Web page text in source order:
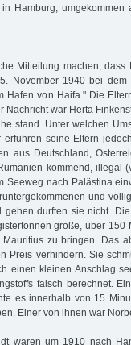
Hamburg, umgekommen
Mitteilung machen, dass
November 1940 bei dem
Hafen von Haifa." Die
Nachricht war Herta
stand. Unter welchen
seine Eltern
aus Deutschland,
kommend, illegal
Seeweg nach Palästina
und
durften sie nicht.
große, über 150
zu bringen. Das
Preis verhindern. Sie
einen kleinen Anschlag
falsch berechnet.
es innerhalb von 15
Einer von ihnen war
waren um 1910 nach